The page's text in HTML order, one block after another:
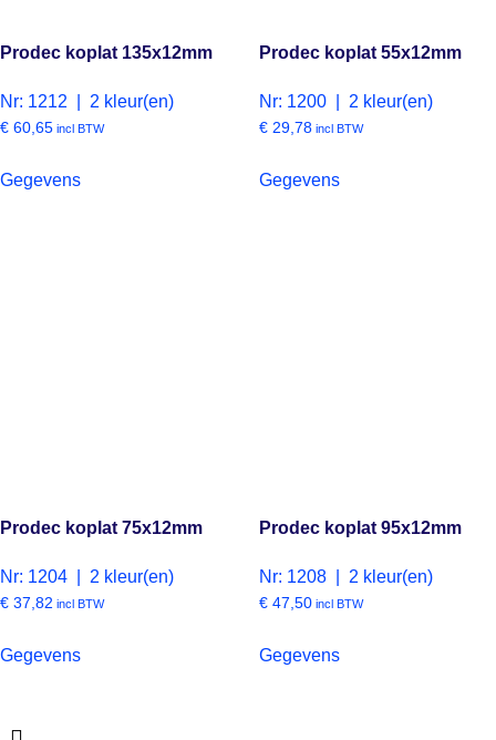
Prodec koplat 135x12mm
Nr: 1212 | 2 kleur(en)
€ 60,65 incl BTW
Gegevens
Prodec koplat 55x12mm
Nr: 1200 | 2 kleur(en)
€ 29,78 incl BTW
Gegevens
Prodec koplat 75x12mm
Nr: 1204 | 2 kleur(en)
€ 37,82 incl BTW
Gegevens
Prodec koplat 95x12mm
Nr: 1208 | 2 kleur(en)
€ 47,50 incl BTW
Gegevens